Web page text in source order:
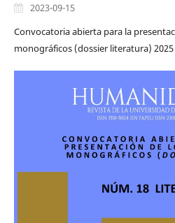
2023-09-15
Convocatoria abierta para la
monográficos (dossier literatura) 2025